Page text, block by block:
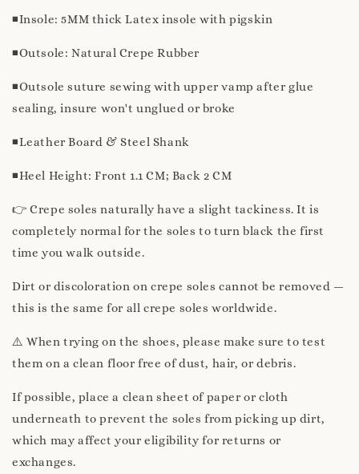
◾️Insole: 5MM thick Latex insole with pigskin
◾️Outsole: Natural Crepe Rubber
◾️Outsole suture sewing with upper vamp after glue
sealing, insure won't unglued or broke
◾️Leather Board & Steel Shank
◾️Heel Height: Front 1.1 CM; Back 2 CM
👉 Crepe soles naturally have a slight tackiness. It is
completely normal for the soles to turn black the first
time you walk outside.
Dirt or discoloration on crepe soles cannot be removed —
this is the same for all crepe soles worldwide.
⚠️ When trying on the shoes, please make sure to test
them on a clean floor free of dust, hair, or debris.
If possible, place a clean sheet of paper or cloth
underneath to prevent the soles from picking up dirt,
which may affect your eligibility for returns or
exchanges.